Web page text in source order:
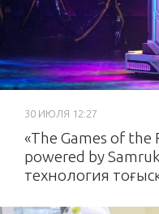
30 ИЮЛЯ 12:27
«The Games of
powered by
технология